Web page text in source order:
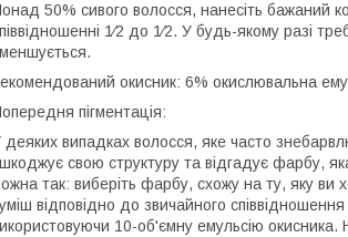
50% сивого волосся, нанесіть бажаний
1⁄2 до 1⁄2. У будь-якому разі
окисник: 6% окислювальна
пігментація:
деяких випадках волосся, яке часто
свою структуру та відгадує фарбу,
так: виберіть фарбу, схожу на ту, яку ви
відповідно до звичайного
10-об'ємну емульсію окисника.